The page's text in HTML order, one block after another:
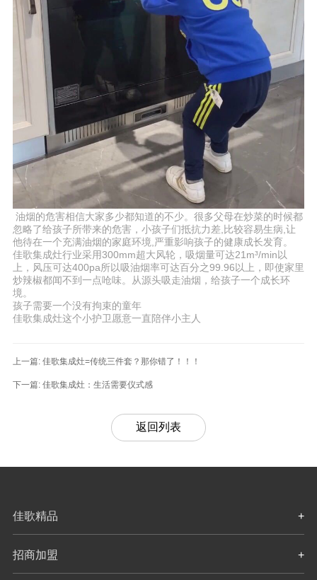
油烟的危害相信大家多少都知道的不少。很多父母在炒菜的时候都
忽略了给孩子所带来的危害，小孩子们抵抗力差,比较容易生病,让
他待在一个充满油烟的家庭环境,严重影响孩子的健康成长发育。
佳歌集成灶行业采用300mm超大风轮，吸烟量可达21m³/min以
上，风压可达400pa所以吸油烟率可达百分之99.96以上，即使家里
炒辣椒都闻不到一点呛味。从源头吸走油烟，给孩子一个成长环
境。
孩子需要一个没有拘束的童年
佳歌集成灶这个小护卫愿意一直陪伴小主人
上一篇: 佳歌集成灶=传统三件套？那你错了！！！
下一篇: 佳歌集成灶：生活需要仪式感
返回列表
佳歌精品 +
招商加盟 +